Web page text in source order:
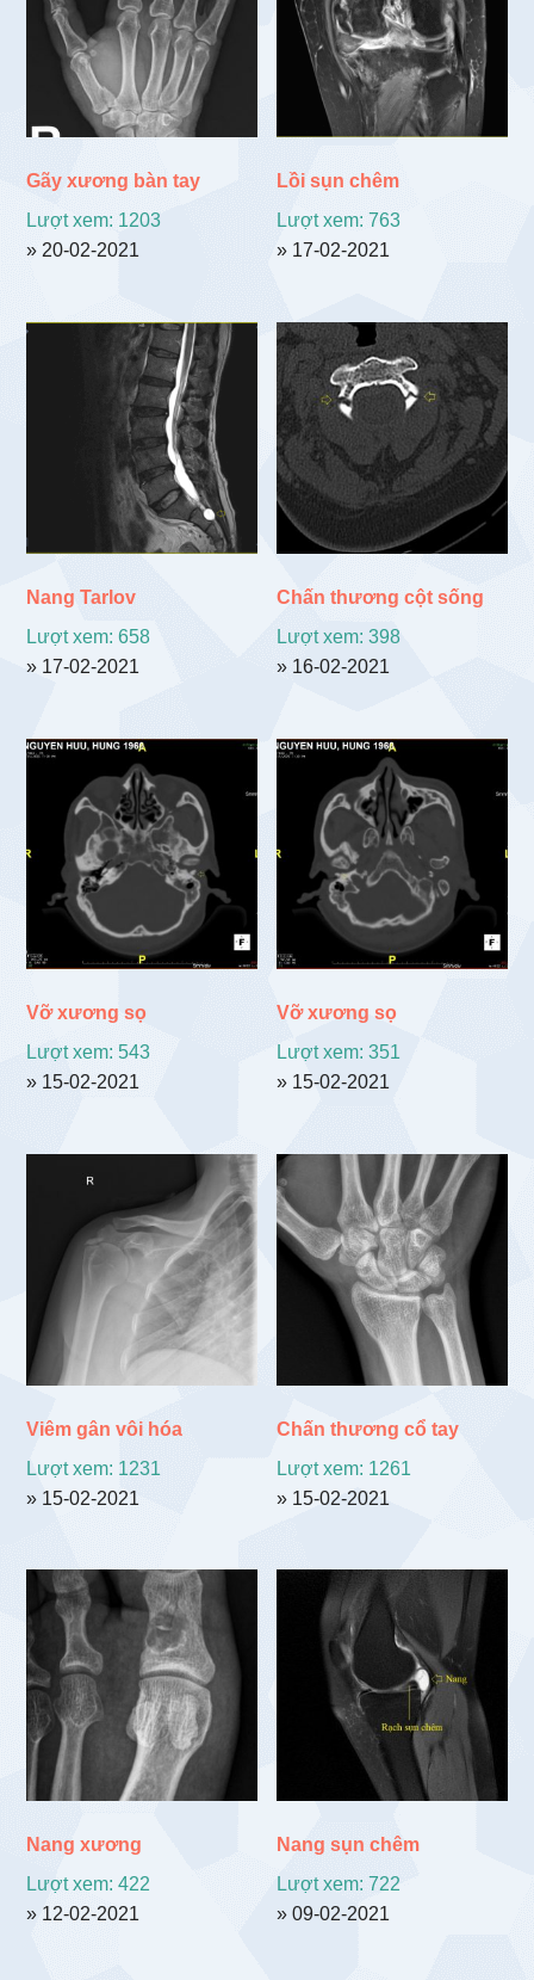
Gãy xương bàn tay
Lượt xem: 1203
» 20-02-2021
Lồi sụn chêm
Lượt xem: 763
» 17-02-2021
Nang Tarlov
Lượt xem: 658
» 17-02-2021
Chấn thương cột sống
Lượt xem: 398
» 16-02-2021
Vỡ xương sọ
Lượt xem: 543
» 15-02-2021
Vỡ xương sọ
Lượt xem: 351
» 15-02-2021
Viêm gân vôi hóa
Lượt xem: 1231
» 15-02-2021
Chấn thương cổ tay
Lượt xem: 1261
» 15-02-2021
Nang xương
Lượt xem: 422
» 12-02-2021
Nang sụn chêm
Lượt xem: 722
» 09-02-2021